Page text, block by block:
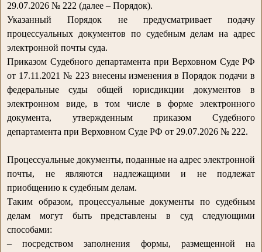
29.07.2026 № 222 (далее – Порядок).
Указанный Порядок не предусматривает подачу
процессуальных документов по судебным делам на адрес
электронной почты суда.
Приказом Судебного департамента при Верховном Суде РФ
от 17.11.2021 № 223 внесены изменения в Порядок подачи в
федеральные суды общей юрисдикции документов в
электронном виде, в том числе в форме электронного
документа, утвержденным приказом Судебного
департамента при Верховном Суде РФ от 29.07.2026 № 222.
Процессуальные документы, поданные на адрес электронной
почты, не являются надлежащими и не подлежат
приобщению к судебным делам.
Таким образом, процессуальные документы по судебным
делам могут быть представлены в суд следующими
способами:
– посредством заполнения формы, размещенной на